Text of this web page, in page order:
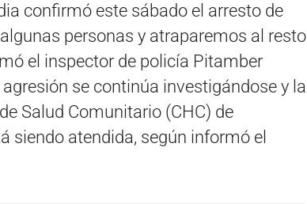
confirmó este sábado el arresto de
personas y atraparemos al resto
el inspector de policía Pitamber
se continúa investigándose y la
Salud Comunitario (CHC) de
siendo atendida, según informó el